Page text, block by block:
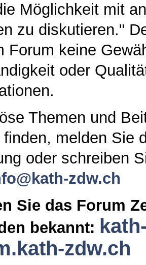
Möglichkeit mit
zu diskutieren."
Forum keine
oder
Themen und
melden Sie
oder schreiben
zdw.ch
Sie das Forum
bekannt:
zdw.ch